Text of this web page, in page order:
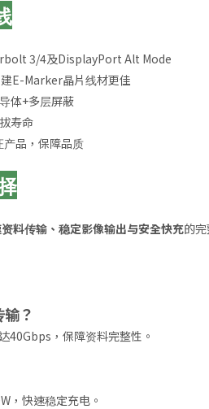
3/4及DisplayPort Alt Mode
E-Marker晶片线材更佳
体+多层屏蔽
寿命
品，保障品质
料传输、稳定影像输出与安全快充的
？
，保障资料完整性。
，快速稳定充电。